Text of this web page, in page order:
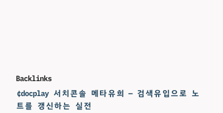
Backlinks
¢docplay 서치콘솔 메타유희 — 검색유입으로 노
트를 갱신하는 실전